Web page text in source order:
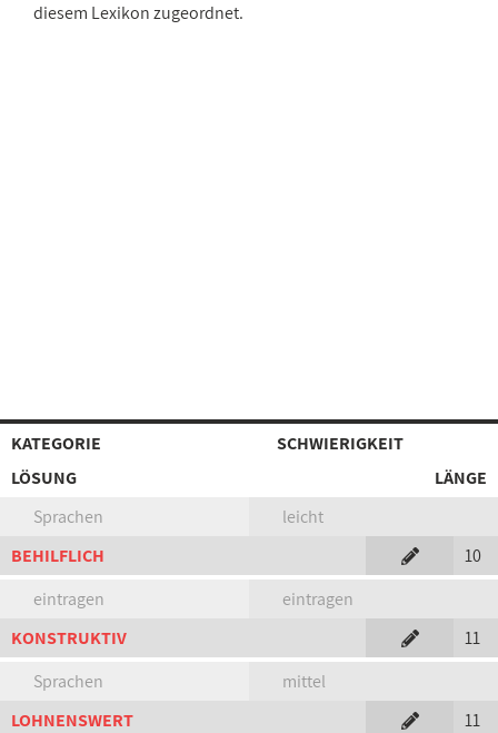
diesem Lexikon zugeordnet.
KATEGORIE
SCHWIERIGKEIT
LÖSUNG
LÄNGE
Sprachen
leicht
BEHILFLICH
10
eintragen
eintragen
KONSTRUKTIV
11
Sprachen
mittel
LOHNENSWERT
11